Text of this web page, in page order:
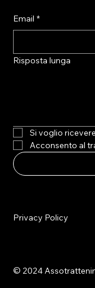
Email *
Risposta lunga
Si voglio
Acconsento al
Privacy Policy
© 2024